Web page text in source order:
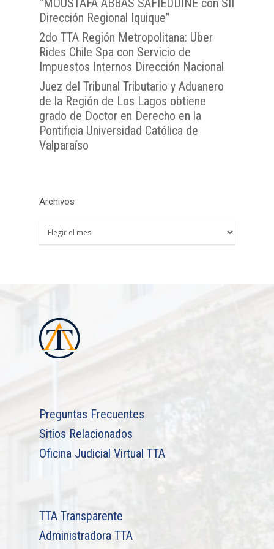
“MOUSTAFA ABBAS SAFIEDDINE con SII
Dirección Regional Iquique”
2do TTA Región Metropolitana: Uber
Rides Chile Spa con Servicio de
Impuestos Internos Dirección Nacional
Juez del Tribunal Tributario y Aduanero
de la Región de Los Lagos obtiene
grado de Doctor en Derecho en la
Pontificia Universidad Católica de
Valparaíso
Archivos
Archivos
Preguntas Frecuentes
Sitios Relacionados
Oficina Judicial Virtual TTA
TTA Transparente
Administradora TTA
Antofagasta
TTA de la Región de
Coquimbo
Metropolitana
Libertador General
O`Higgins
TTA de la Región del
TTA de la Región de
TTA de la Región de
Lagos
TTA de la Región de
del General Carlos
Atención Soporte
Lunes a Viernes entre
08:00 a 17:00